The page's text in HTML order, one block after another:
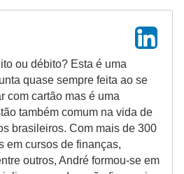
ou débito? Esta é uma
quase sempre feita ao se
com cartão mas é uma
também comum na vida de
brasileiros. Com mais de 300
em cursos de finanças,
outros, André formou-se em